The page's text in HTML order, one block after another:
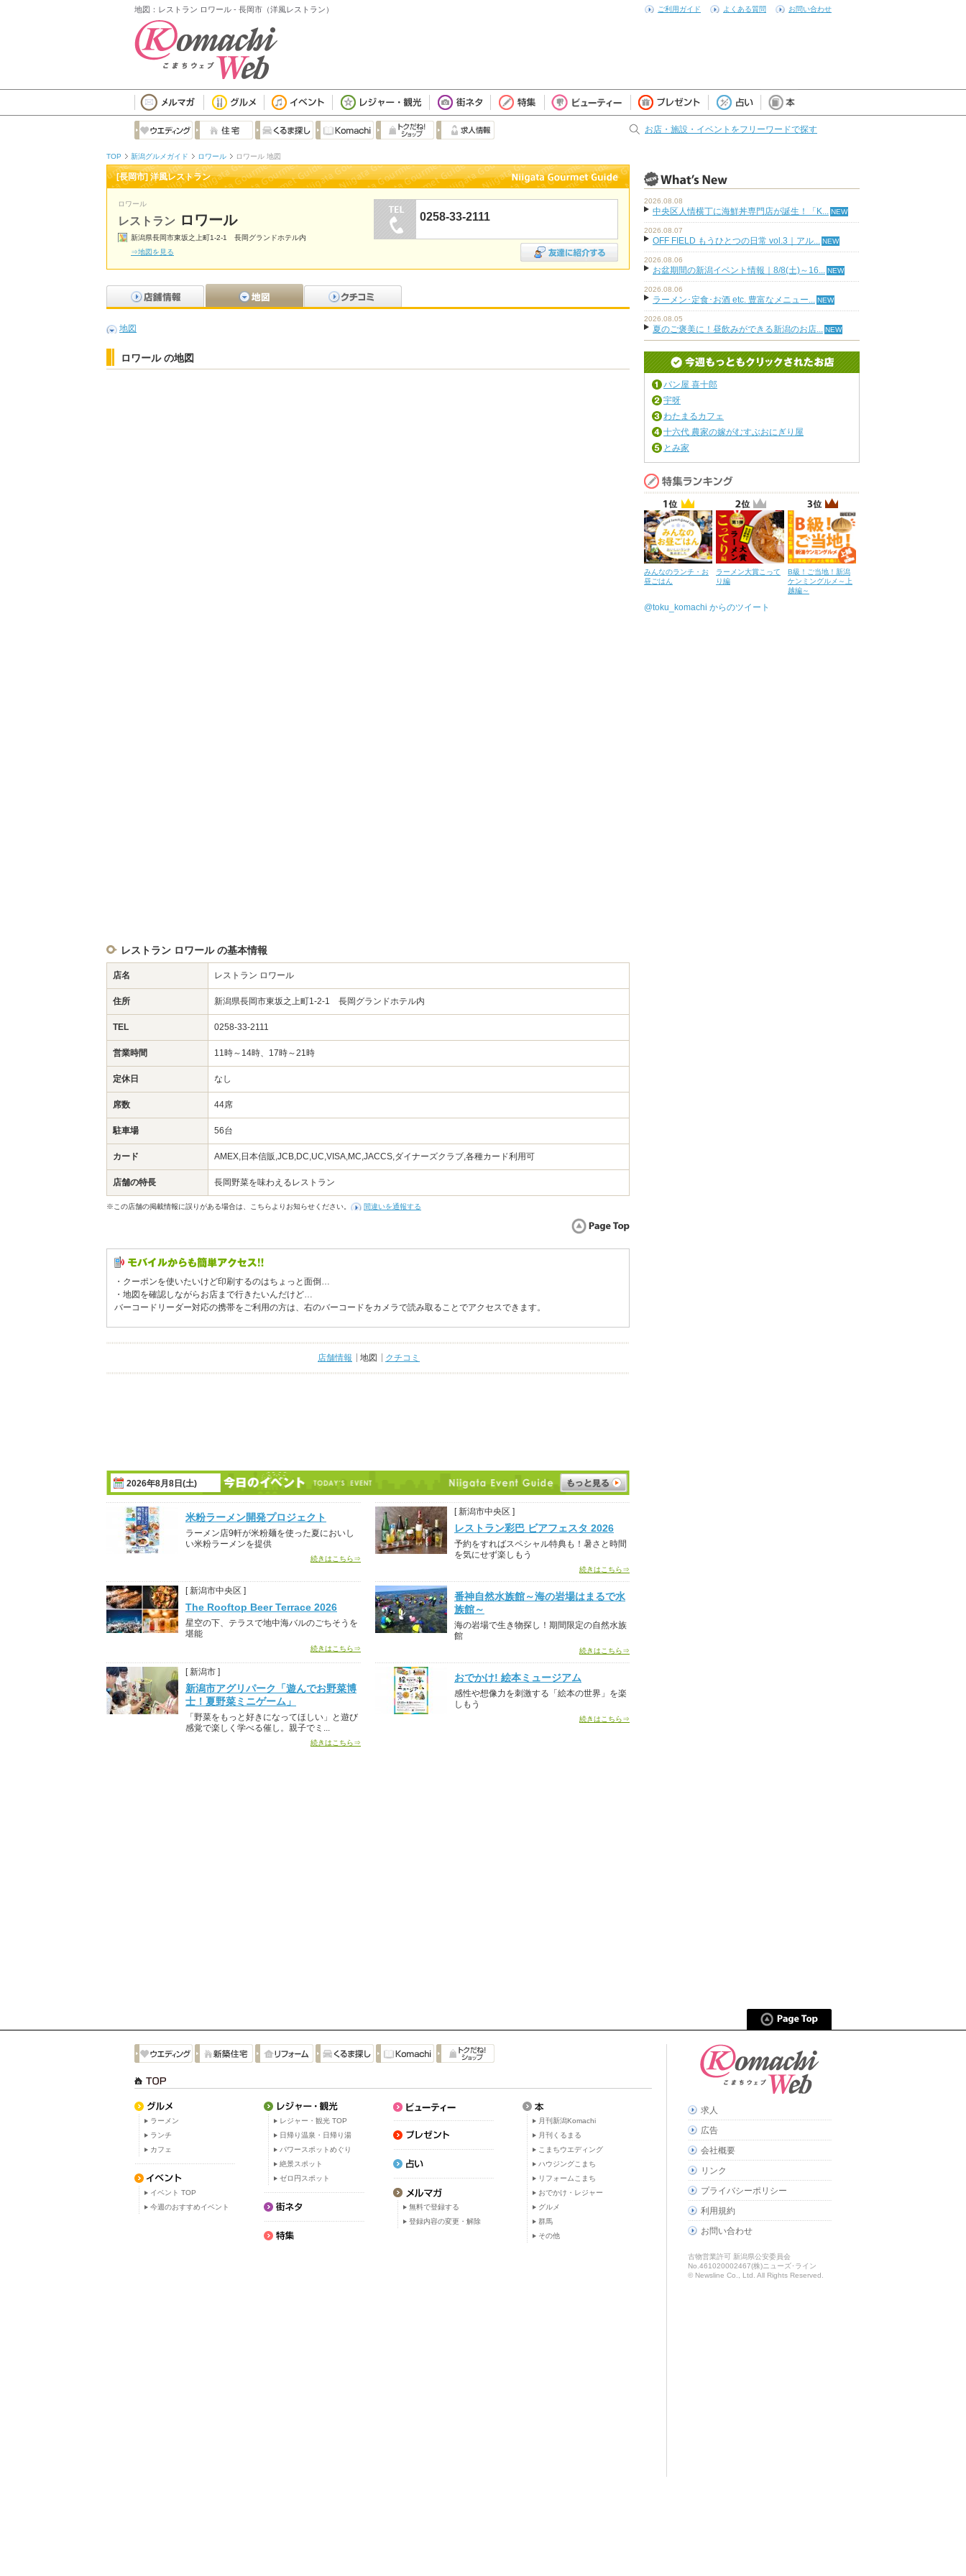
地図：レストラン ロワール - 長岡市（洋風レストラン） ご利用ガイド よくある質問 お問い合わせ
お店・施設・イベントをフリーワードで探す
TOP 新潟グルメガイド ロワール ロワール 地図
[長岡市] 洋風レストラン
ロワール
レストラン ロワール
新潟県長岡市東坂之上町1-2-1 長岡グランドホテル内
⇒地図を見る
0258-33-2111
地図
ロワール の地図
レストラン ロワール の基本情報
店名 レストラン ロワール
住所 新潟県長岡市東坂之上町1-2-1 長岡グランドホテル内
TEL 0258-33-2111
営業時間 11時～14時、17時～21時
定休日 なし
席数 44席
駐車場 56台
カード AMEX,日本信販,JCB,DC,UC,VISA,MC,JACCS,ダイナーズクラブ,各種カード利用可
店舗の特長 長岡野菜を味わえるレストラン
※この店舗の掲載情報に誤りがある場合は、こちらよりお知らせください。 間違いを通報する
・クーポンを使いたいけど印刷するのはちょっと面倒…
・地図を確認しながらお店まで行きたいんだけど…
バーコードリーダー対応の携帯をご利用の方は、右のバーコードをカメラで読み取ることでアクセスできます。
店舗情報 地図 クチコミ
2026年8月8日(土)
米粉ラーメン開発プロジェクト
ラーメン店9軒が米粉麺を使った夏においし
い米粉ラーメンを提供
続きはこちら⇒
[ 新潟市中央区 ]
レストラン彩巴 ビアフェスタ 2026
予約をすればスペシャル特典も！暑さと時間
を気にせず楽しもう
続きはこちら⇒
[ 新潟市中央区 ]
The Rooftop Beer Terrace 2026
星空の下、テラスで地中海バルのごちそうを
堪能
続きはこちら⇒
番神自然水族館～海の岩場はまるで水
族館～
海の岩場で生き物探し！期間限定の自然水族
館
続きはこちら⇒
[ 新潟市 ]
新潟市アグリパーク「遊んでお野菜博
士！夏野菜ミニゲーム」
「野菜をもっと好きになってほしい」と遊び
感覚で楽しく学べる催し。親子でミ...
続きはこちら⇒
おでかけ! 絵本ミュージアム
感性や想像力を刺激する「絵本の世界」を楽
しもう
続きはこちら⇒
2026.08.08
中央区人情横丁に海鮮丼専門店が誕生！「K...
2026.08.07
OFF FIELD もうひとつの日常 vol.3｜アル...
2026.08.06
お盆期間の新潟イベント情報｜8/8(土)～16...
2026.08.06
ラーメン･定食･お酒 etc. 豊富なメニュー...
2026.08.05
夏のご褒美に！昼飲みができる新潟のお店...
パン屋 喜十郎
宇呀
わたまるカフェ
十六代 農家の嫁がむすぶおにぎり屋
とみ家
みんなのランチ・お
昼ごはん
ラーメン大賞こって
り編
B級！ご当地！新潟
ケンミングルメ～上
越編～
@toku_komachi からのツイート
ラーメン
ランチ
カフェ
イベント TOP
今週のおすすめイベント
レジャー・観光 TOP
日帰り温泉・日帰り湯
パワースポットめぐり
絶景スポット
ゼロ円スポット
無料で登録する
登録内容の変更・解除
月刊新潟Komachi
月刊くるまる
こまちウエディング
ハウジングこまち
リフォームこまち
おでかけ・レジャー
グルメ
群馬
その他
求人
広告
会社概要
リンク
プライバシーポリシー
利用規約
お問い合わせ
古物営業許可 新潟県公安委員会
No.461020002467(株)ニューズ･ライン
© Newsline Co., Ltd. All Rights Reserved.